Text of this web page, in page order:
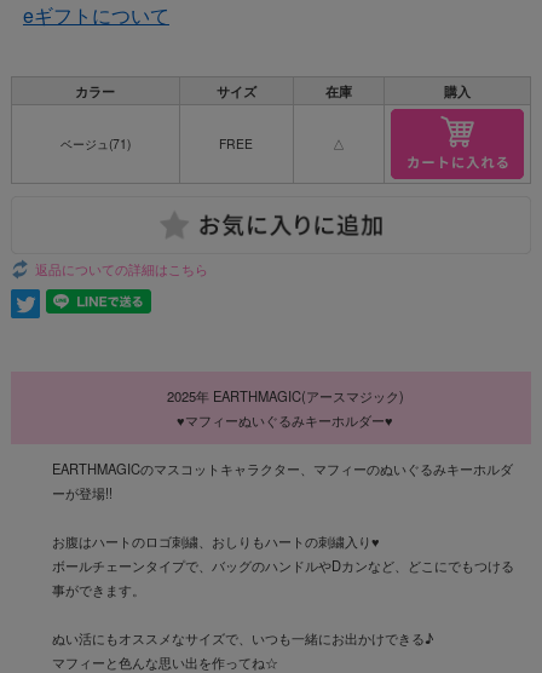
eギフトについて
カラー サイズ 在庫 購入
ベージュ(71) FREE △
返品についての詳細はこちら
2025年 EARTHMAGIC(アースマジック)
♥マフィーぬいぐるみキーホルダー♥
EARTHMAGICのマスコットキャラクター、マフィーのぬいぐるみキーホルダ
ーが登場!!
お腹はハートのロゴ刺繍、おしりもハートの刺繍入り♥
ボールチェーンタイプで、バッグのハンドルやDカンなど、どこにでもつける
事ができます。
ぬい活にもオススメなサイズで、いつも一緒にお出かけできる♪
マフィーと色んな思い出を作ってね☆